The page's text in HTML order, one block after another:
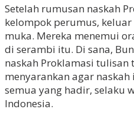
Setelah rumusan naskah
kelompok perumus,
muka. Mereka menemui
di serambi itu. Di sana,
naskah Proklamasi tulisan
menyarankan agar
semua yang hadir, selaku
Indonesia.